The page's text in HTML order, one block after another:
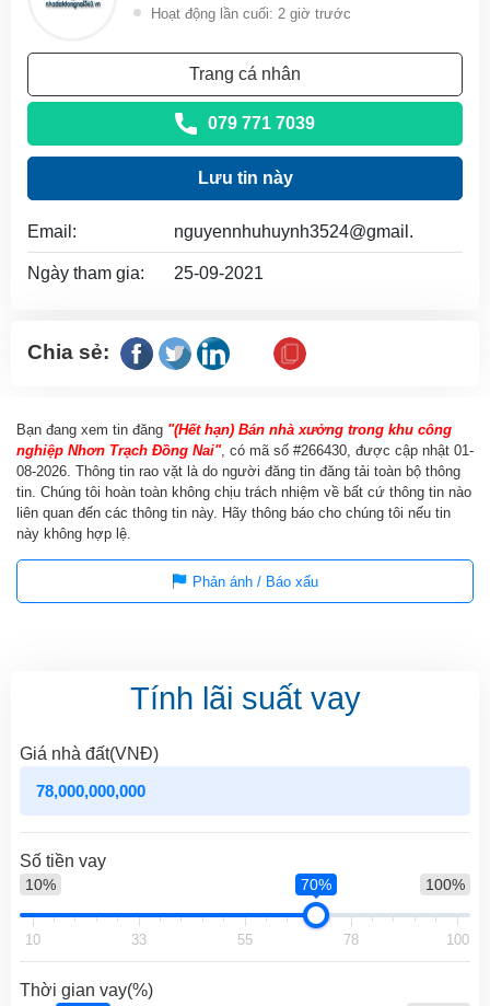
Hoạt động lần cuối: 2 giờ trước
Trang cá nhân
079 771 7039
Lưu tin này
Email: nguyennhuhuynh3524@gmail.
Ngày tham gia: 25-09-2021
Chia sẻ:
Bạn đang xem tin đăng "(Hết hạn) Bán nhà xưởng trong khu công
nghiệp Nhơn Trạch Đồng Nai", có mã số #266430, được cập nhật 01-
08-2026 . Thông tin rao vặt là do người đăng tin đăng tải toàn bộ thông
tin. Chúng tôi hoàn toàn không chịu trách nhiệm về bất cứ thông tin nào
liên quan đến các thông tin này. Hãy thông báo cho chúng tôi nếu tin
này không hợp lệ.
Phản ánh / Báo xấu
Tính lãi suất vay
Giá nhà đất(VNĐ)
Số tiền vay
10% 100%
70%
10 33 55 78 100
Thời gian vay(%)